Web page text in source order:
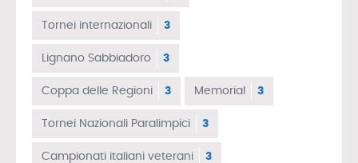
Tornei internazionali 3
Lignano Sabbiadoro 3
Coppa delle Regioni 3 Memorial 3
Tornei Nazionali Paralimpici 3
Campionati italiani veterani 3